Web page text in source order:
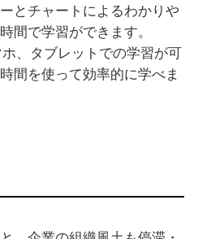
とチャートによるわかりや
間で学習ができます。
、タブレットでの学習が可
間を使って効率的に学べま